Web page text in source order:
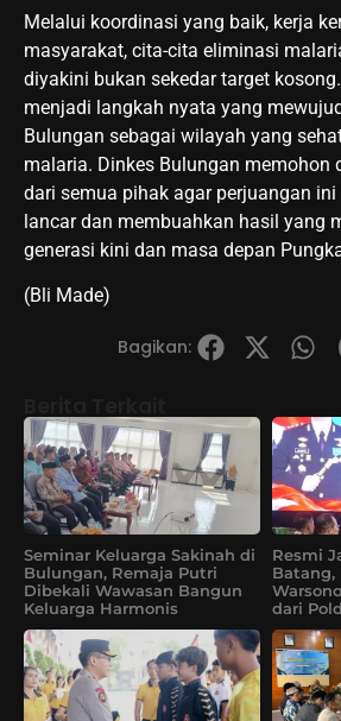
Melalui koordinasi yang baik, kerja
masyarakat, cita-cita eliminasi
diyakini bukan sekedar target
menjadi langkah nyata yang
Bulungan sebagai wilayah yang
malaria. Dinkes Bulungan memohon
dari semua pihak agar perjuangan
lancar dan membuahkan hasil yang
generasi kini dan masa depan
(Bli Made)
Bagikan:
Seminar Keluarga Sakinah di
Bulungan, Remaja Putri
Dibekali Wawasan Bangun
Keluarga Harmonis
Resmi
Batang,
dari